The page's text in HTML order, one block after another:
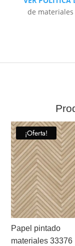
de
¡Oferta!
Papel pintado
materiales 33376